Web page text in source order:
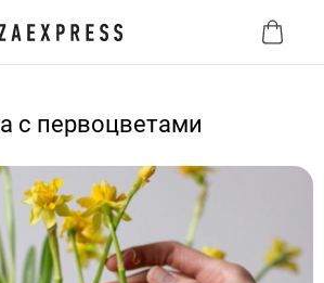
с первоцветами